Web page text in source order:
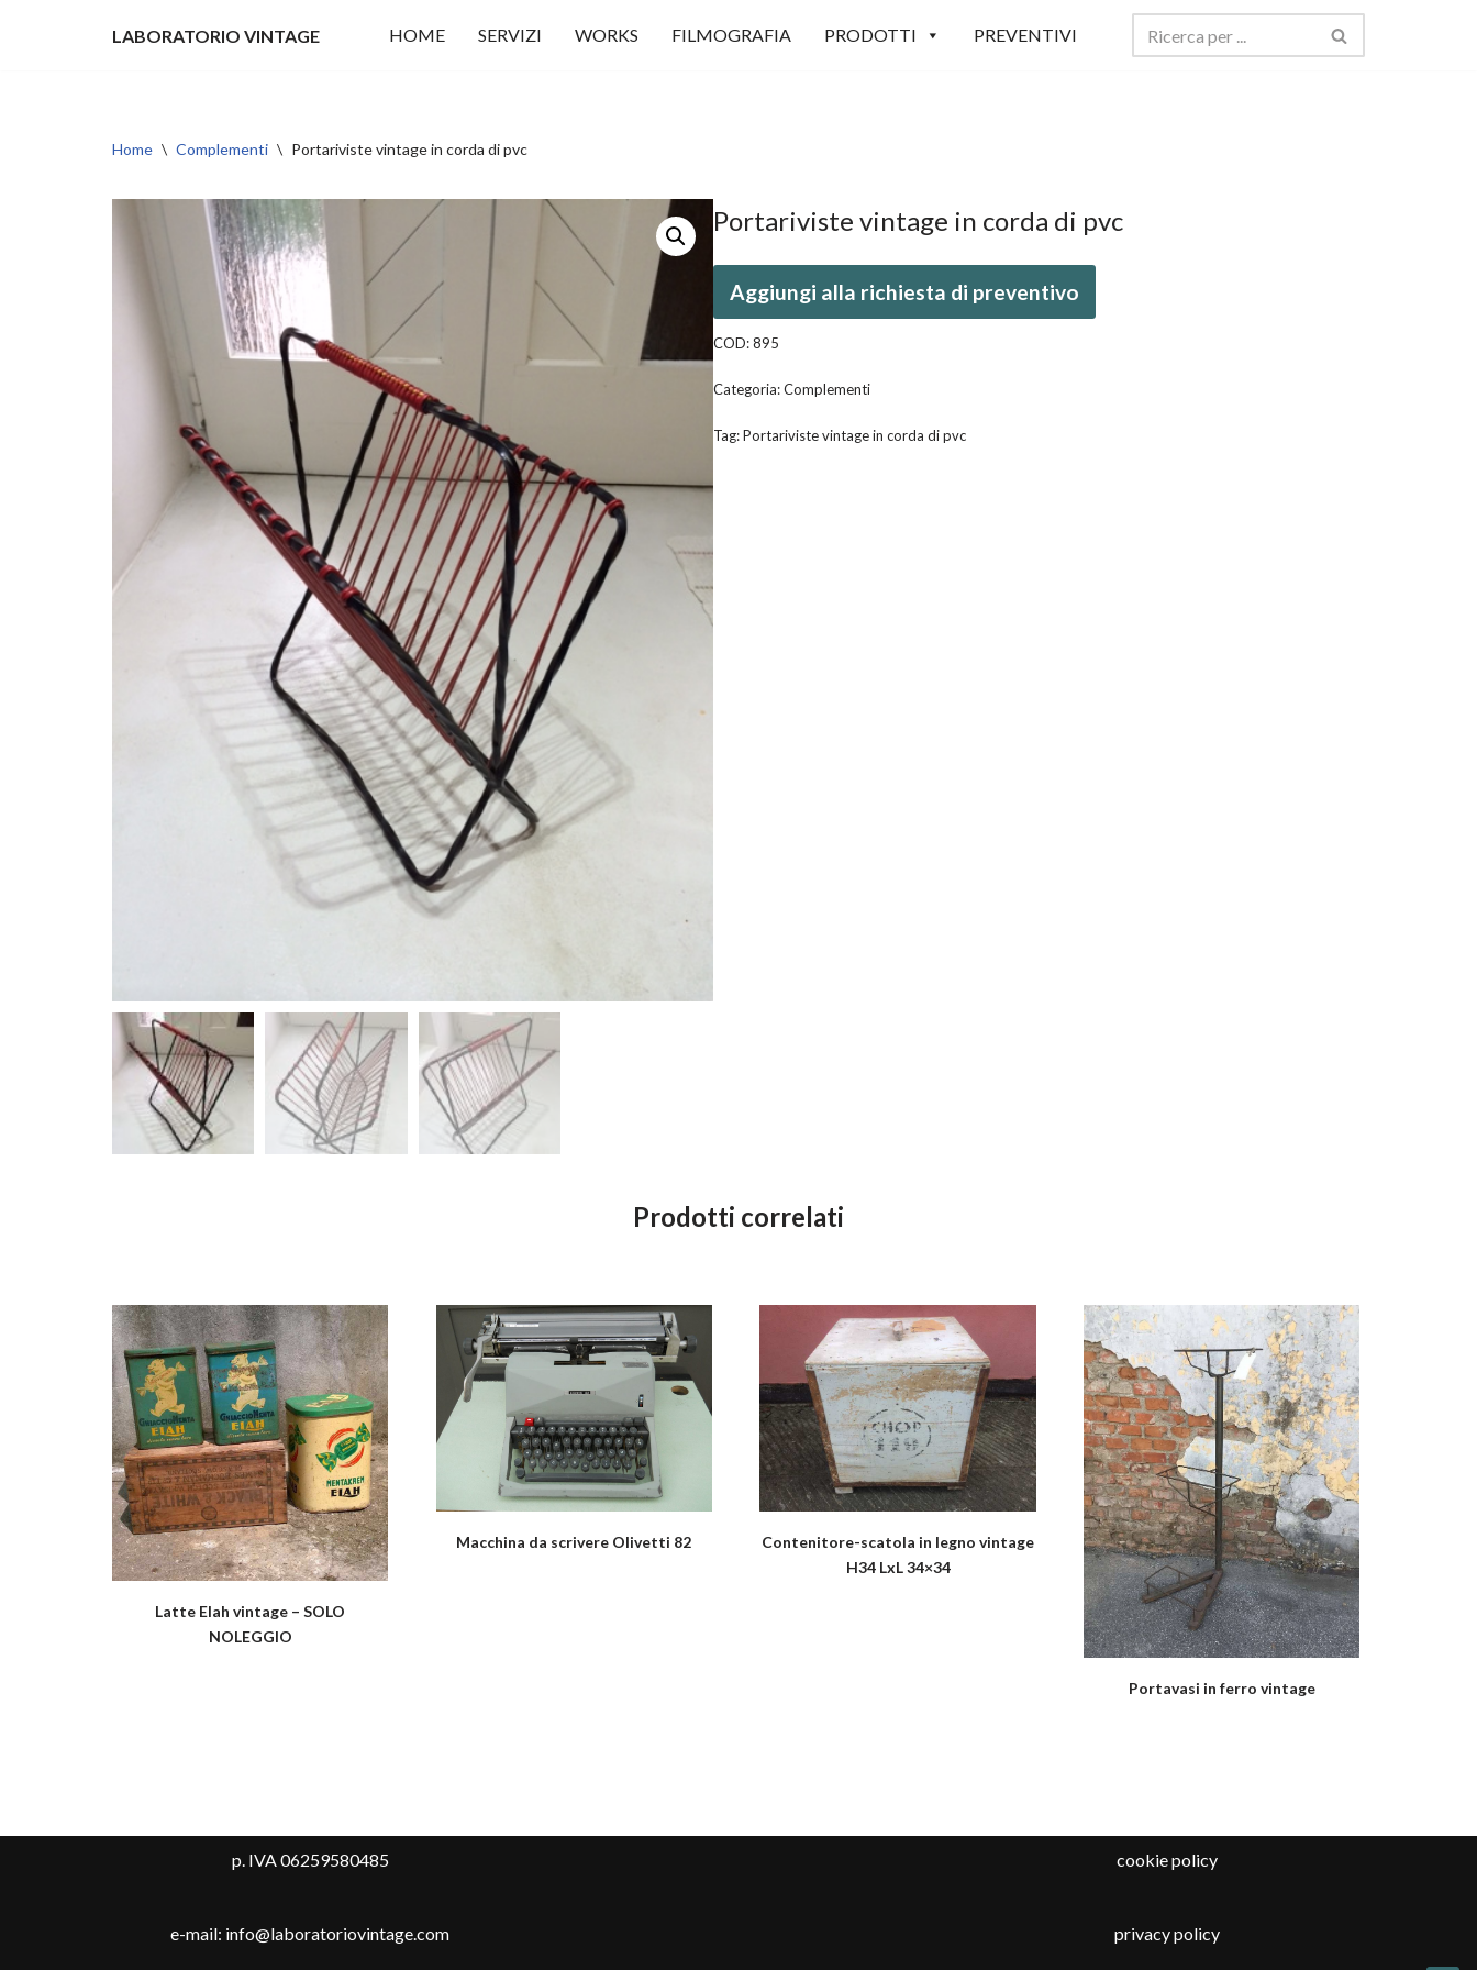
LABORATORIO VINTAGE HOME SERVIZI WORKS FILMOGRAFIA PRODOTTI PREVENTIVI
Home \ Complementi \ Portariviste vintage in corda di pvc
Portariviste vintage in corda di pvc
Aggiungi alla richiesta di preventivo
COD:895
Categoria:Complementi
Tag:Portariviste vintage in corda di pvc
Prodotti correlati
Latte Elah vintage – SOLO
NOLEGGIO
Macchina da scrivere Olivetti 82
Contenitore-scatola in legno vintage
H34 LxL 34×34
Portavasi in ferro vintage
p. IVA 06259580485
e-mail: info@laboratoriovintage.com
cookie policy
privacy policy